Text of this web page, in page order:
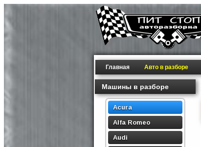
Главная Авто в разборе
Машины в разборе
Acura
Alfa Romeo
Audi